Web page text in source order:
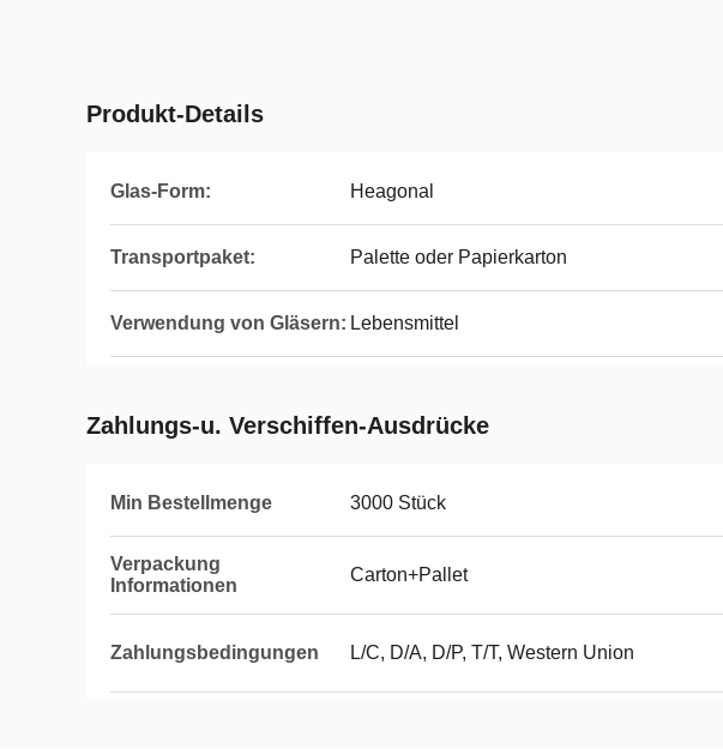
Produkt-Details
Glas-Form: Heagonal
Transportpaket: Palette oder Papierkarton
Verwendung von Gläsern: Lebensmittel
Zahlungs-u. Verschiffen-Ausdrücke
Min Bestellmenge 3000 Stück
Verpackung
Informationen
Carton+Pallet
Zahlungsbedingungen L/C, D/A, D/P, T/T, Western Union